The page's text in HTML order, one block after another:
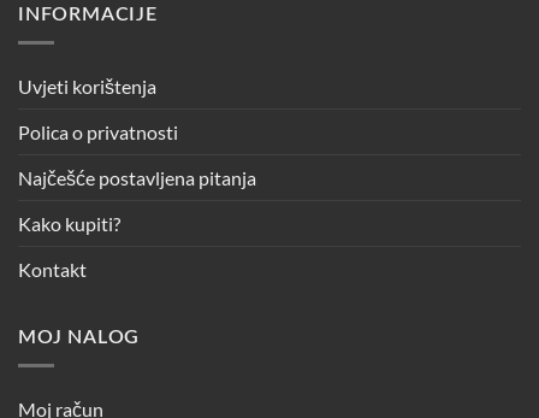
INFORMACIJE
Uvjeti korištenja
Polica o privatnosti
Najčešće postavljena pitanja
Kako kupiti?
Kontakt
MOJ NALOG
Moj račun